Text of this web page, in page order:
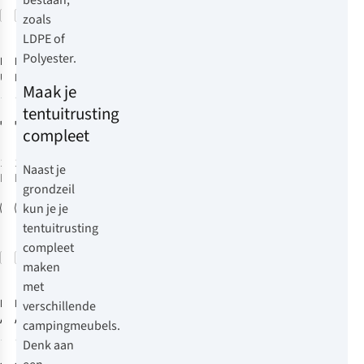
VergelijkVergelijk
MSR Footprint
Universal 3
Person Large
2
€80,95
1
kleur
beschikbaar
Vergelijk
Hilleberg
Hilleberg
Anaris
Footprint
€109,95
1 kleur
beschikbaar
Vergelijk
Hilleberg
Akto/Enan
Footprint
6
Blue Mountain
Aqua Folie 0,1
mm 4 x 4 m
Grondzeil
zoals
LDPE of
Polyester.
Maak je
tentuitrusting
compleet
Naast je
grondzeil
kun je je
tentuitrusting
compleet
maken
met
verschillende
campingmeubels.
Denk aan